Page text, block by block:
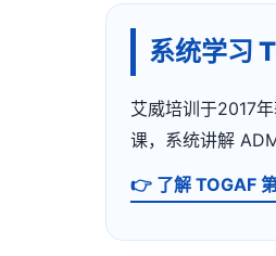
系统学习
艾威培训于2017
课，系统讲解
👉 了解 TOGAF